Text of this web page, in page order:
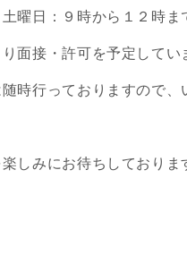
曜日：９時から１２時
面接・許可を予定してい
時行っておりますので
しみにお待ちしておりま